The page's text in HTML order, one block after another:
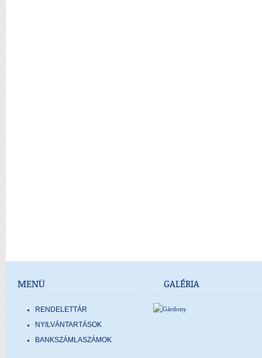
MENÜ
RENDELETTÁR
NYILVÁNTARTÁSOK
BANKSZÁMLASZÁMOK
GALÉRIA